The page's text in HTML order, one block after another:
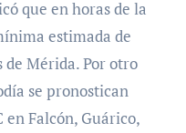
que en horas de la
estimada de
de Mérida. Por otro
se pronostican
en Falcón, Guárico,